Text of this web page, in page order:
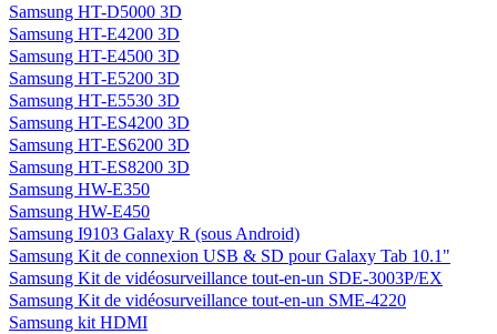
Samsung HT-D5000 3D
Samsung HT-E4200 3D
Samsung HT-E4500 3D
Samsung HT-E5200 3D
Samsung HT-E5530 3D
Samsung HT-ES4200 3D
Samsung HT-ES6200 3D
Samsung HT-ES8200 3D
Samsung HW-E350
Samsung HW-E450
Samsung I9103 Galaxy R (sous Android)
Samsung Kit de connexion USB & SD pour Galaxy Tab 10.1"
Samsung Kit de vidéosurveillance tout-en-un SDE-3003P/EX
Samsung Kit de vidéosurveillance tout-en-un SME-4220
Samsung kit HDMI